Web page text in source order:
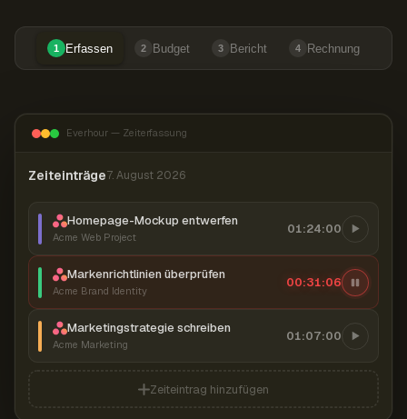
1 Erfassen 2 Budget 3 Bericht 4 Rechnung
Everhour — Zeiterfassung
Zeiteinträge7. August 2026
Homepage-Mockup entwerfen
Acme Web Project
01:24:00
Markenrichtlinien überprüfen
Acme Brand Identity
00:31:07
Marketingstrategie schreiben
Acme Marketing
01:07:00
Zeiteintrag hinzufügen